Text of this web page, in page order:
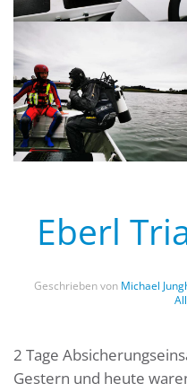
Eberl
Geschrieben von Michael
2 Tage
Gestern und heute